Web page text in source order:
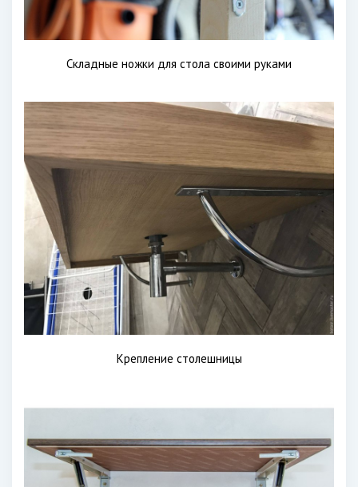
Складные ножки для стола своими руками
Крепление столешницы